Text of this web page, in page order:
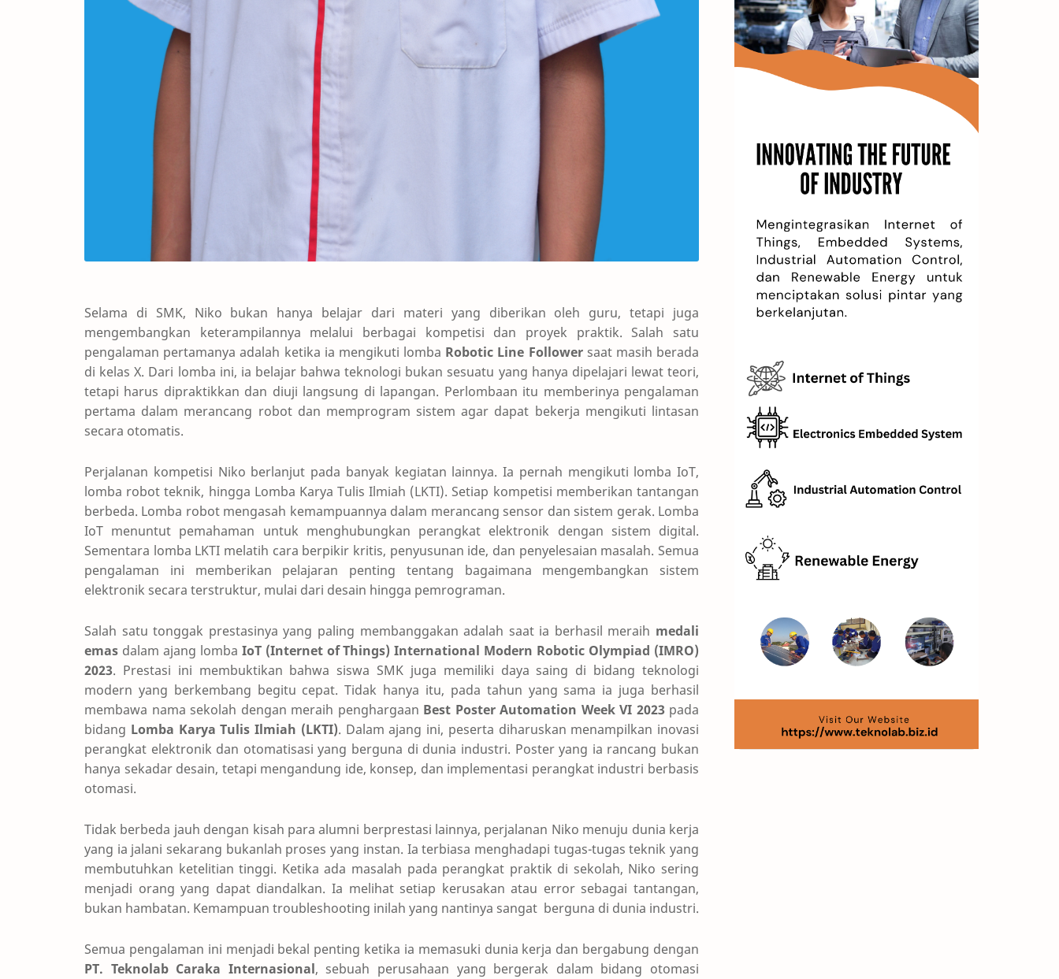
Selama di SMK, Niko bukan hanya belajar dari materi yang diberikan oleh guru, tetapi juga
mengembangkan keterampilannya melalui berbagai kompetisi dan proyek praktik. Salah satu
pengalaman pertamanya adalah ketika ia mengikuti lomba Robotic Line Followersaat masih berada
di kelas X. Dari lomba ini, ia belajar bahwa teknologi bukan sesuatu yang hanya dipelajari lewat teori,
tetapi harus dipraktikkan dan diuji langsung di lapangan. Perlombaan itu memberinya pengalaman
pertama dalam merancang robot dan memprogram sistem agar dapat bekerja mengikuti lintasan
secara otomatis.
Perjalanan kompetisi Niko berlanjut pada banyak kegiatan lainnya. Ia pernah mengikuti lomba IoT,
lomba robot teknik, hingga Lomba Karya Tulis Ilmiah (LKTI). Setiap kompetisi memberikan tantangan
berbeda. Lomba robot mengasah kemampuannya dalam merancang sensor dan sistem gerak. Lomba
IoT menuntut pemahaman untuk menghubungkan perangkat elektronik dengan sistem digital.
Sementara lomba LKTI melatih cara berpikir kritis, penyusunan ide, dan penyelesaian masalah. Semua
pengalaman ini memberikan pelajaran penting tentang bagaimana mengembangkan sistem
elektronik secara terstruktur, mulai dari desain hingga pemrograman.
Salah satu tonggak prestasinya yang paling membanggakan adalah saat ia berhasil meraih medali
emas dalam ajang lomba IoT (Internet of Things) International Modern Robotic Olympiad (IMRO)
2023. Prestasi ini membuktikan bahwa siswa SMK juga memiliki daya saing di bidang teknologi
modern yang berkembang begitu cepat. Tidak hanya itu, pada tahun yang sama ia juga berhasil
membawa nama sekolah dengan meraih penghargaan Best Poster Automation Week VI 2023 pada
bidang Lomba Karya Tulis Ilmiah (LKTI). Dalam ajang ini, peserta diharuskan menampilkan inovasi
perangkat elektronik dan otomatisasi yang berguna di dunia industri. Poster yang ia rancang bukan
hanya sekadar desain, tetapi mengandung ide, konsep, dan implementasi perangkat industri berbasis
otomasi.
Tidak berbeda jauh dengan kisah para alumni berprestasi lainnya, perjalanan Niko menuju dunia kerja
yang ia jalani sekarang bukanlah proses yang instan. Ia terbiasa menghadapi tugas-tugas teknik yang
membutuhkan ketelitian tinggi. Ketika ada masalah pada perangkat praktik di sekolah, Niko sering
menjadi orang yang dapat diandalkan. Ia melihat setiap kerusakan atau error sebagai tantangan,
bukan hambatan. Kemampuan troubleshooting inilah yang nantinya sangat berguna di dunia industri.
Semua pengalaman ini menjadi bekal penting ketika ia memasuki dunia kerja dan bergabung dengan
PT. Teknolab Caraka Internasional, sebuah perusahaan yang bergerak dalam bidang otomasi